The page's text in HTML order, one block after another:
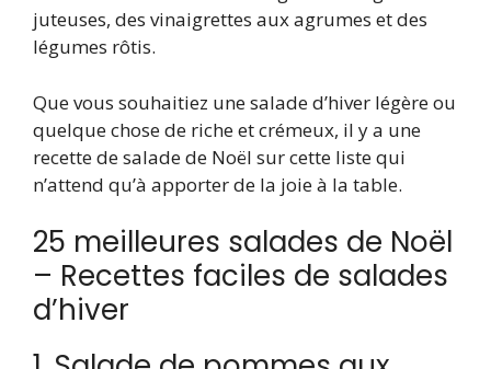
juteuses, des vinaigrettes aux agrumes et des
légumes rôtis.
Que vous souhaitiez une salade d’hiver légère ou
quelque chose de riche et crémeux, il y a une
recette de salade de Noël sur cette liste qui
n’attend qu’à apporter de la joie à la table.
25 meilleures salades de Noël
– Recettes faciles de salades
d’hiver